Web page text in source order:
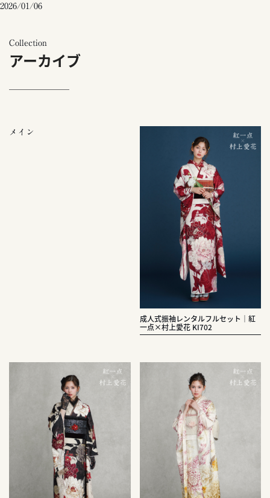
2026/01/06
Collection
アーカイブ
メイン
成人式振袖レンタルフルセット｜紅
一点×村上愛花 KI702